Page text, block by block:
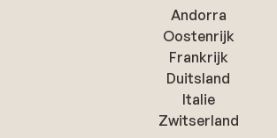
Andorra
Oostenrijk
Frankrijk
Duitsland
Italie
Zwitserland